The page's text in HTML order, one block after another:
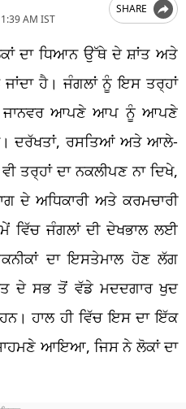
AM IST
SHARE
ਦਾ ਧਿਆਨ ਉੱਥੇ ਦੇ ਸ਼ਾਂਤ ਅਤੇ
ਜਾਂਦਾ ਹੈ। ਜੰਗਲਾਂ ਨੂੰ ਇਸ ਤਰ੍ਹਾਂ
ਜਾਨਵਰ ਆਪਣੇ ਆਪ ਨੂੰ ਆਪਣੇ
ਦਰੱਖਤਾਂ, ਰਸਤਿਆਂ ਅਤੇ ਆਲੇ-
ਤਰ੍ਹਾਂ ਦਾ ਨਕਲੀਪਣ ਨਾ ਦਿਖੇ,
ਦੇ ਅਧਿਕਾਰੀ ਅਤੇ ਕਰਮਚਾਰੀ
ਵਿੱਚ ਜੰਗਲਾਂ ਦੀ ਦੇਖਭਾਲ ਲਈ
ਦਾ ਇਸਤੇਮਾਲ ਹੋਣ ਲੱਗ
ਦੇ ਸਭ ਤੋਂ ਵੱਡੇ ਮਦਦਗਾਰ ਖੁਦ
ਹਾਲ ਹੀ ਵਿੱਚ ਇਸ ਦਾ ਇੱਕ
ਆਇਆ, ਜਿਸ ਨੇ ਲੋਕਾਂ ਦਾ